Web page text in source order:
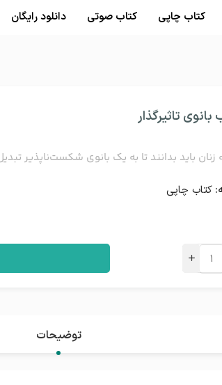
کتاب‌ چاپی کتاب صوتی دانلود رایگان
بانوی تاثیرگذار
زنان باید بدانند تا به یک بانوی شکست‌ناپذیر
کتاب چاپی
توضیحات